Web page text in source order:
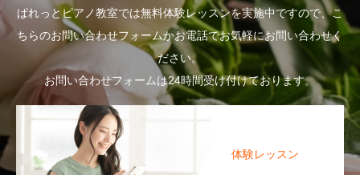
ぱれっとピアノ教室では無料体験レッスンを実施中ですので、こ
ちらのお問い合わせフォームかお電話でお気軽にお問い合わせく
ださい。
お問い合わせフォームは24時間受け付けております。
体験レッスン